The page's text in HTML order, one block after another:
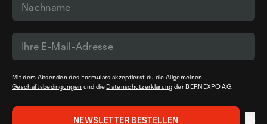
Mit dem Absenden des Formulars akzeptierst du dieAllgemeinen
Geschäftsbedingungen und die Datenschutzerklärung der BERNEXPO AG.